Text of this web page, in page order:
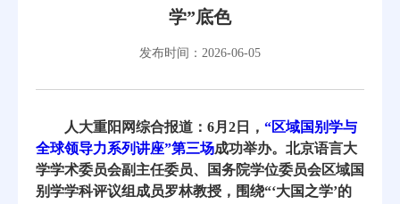
学”底色
发布时间：2026-06-05
人大重阳网综合报道：6月2日， “区域国别学与
全球领导力系列讲座”第三场成功举办。北京语言大
学学术委员会副主任委员、国务院学位委员会区域国
别学学科评议组成员罗林教授，围绕“‘大国之学’的